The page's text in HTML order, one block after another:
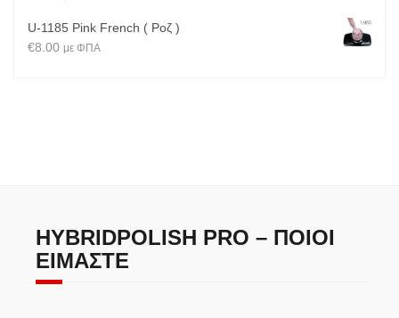
U-1185 Pink French ( Ροζ )
€8.00 με ΦΠΑ
HYBRIDPOLISH PRO – ΠΟΙΟΙ
ΕΊΜΑΣΤΕ